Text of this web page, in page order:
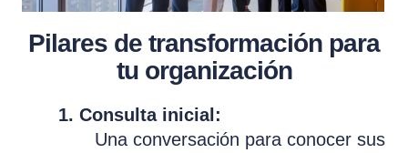
Pilares de transformación para
tu organización
1. Consulta inicial:
Una conversación para conocer sus